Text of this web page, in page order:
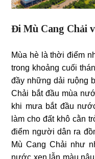
Đi Mù Cang Chải
Mùa hè là thời điểm
trong khoảng cuối
đầy những dải ruộng
Chải bắt đầu mùa
khi mưa bắt đầu
làm cho đất khô cằn
điểm người dân ra
Mù Cang Chải như
nước xen lẫn màu